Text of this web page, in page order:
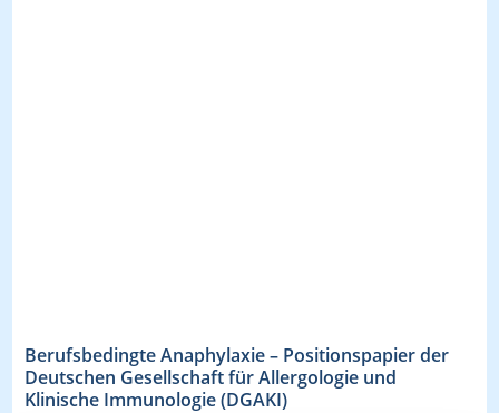
Berufsbedingte Anaphylaxie – Positionspapier der
Deutschen Gesellschaft für Allergologie und
Klinische Immunologie (DGAKI)